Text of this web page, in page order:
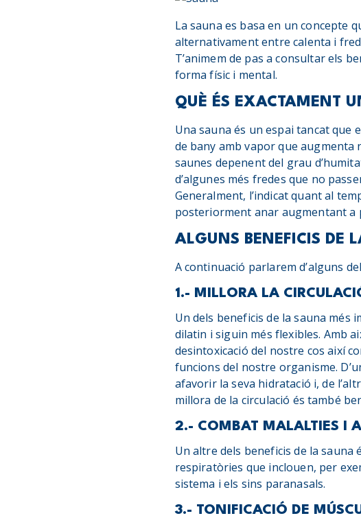
La sauna es basa en un concepte
alternativament entre calenta i
T’animem de pas a consultar els
forma físic i mental.
QUÈ ÉS EXACTAMENT
Una sauna és un espai tancat que
de bany amb vapor que
saunes depenent del grau
d’algunes més fredes que no
Generalment, l’indicat quant al
posteriorment anar augmentant a
ALGUNS BENEFICIS DE
A continuació parlarem d’alguns
1.- MILLORA LA
Un dels beneficis de la sauna més
dilatin i siguin més flexibles. Amb
desintoxicació del nostre cos així
funcions del nostre organisme.
afavorir la seva hidratació i, de
millora de la circulació és també
2.- COMBAT MALALTIES I
Un altre dels beneficis de la sauna
respiratòries que inclouen, per
sistema i els sins paranasals.
3.- TONIFICACIÓ DE